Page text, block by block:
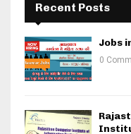
Recent Posts
Jobs
0